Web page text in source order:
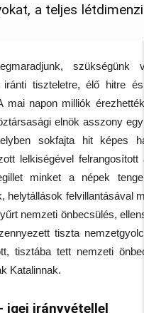
a teljes
szükségünk
tiszteletre, élő hitre
mai napon milliók
elnök asszony
sokfajta hit képes
lelkiségével felrangosított
minket a népek
helytállások felvillantásával
nemzeti önbecsülés,
tiszta
tisztába tett nemzeti
Katalinnak.
igei irányvétellel